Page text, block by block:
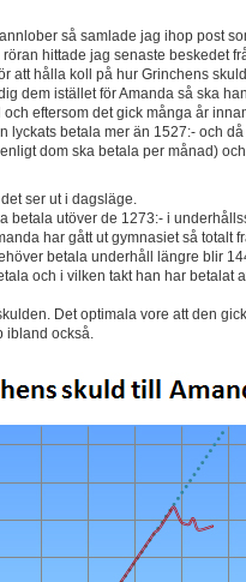
så samlade jag ihop post
hittade jag senaste beskedet
att hålla koll på hur Grinchens
dem istället för Amanda så ska
eftersom det gick många år
lyckats betala mer än 1527:- och
dom ska betala per månad)
ser ut i dagsläge.
betala utöver de 1273:- i
har gått ut gymnasiet så totalt
betala underhåll längre blir
och i vilken takt han har betalat
Det optimala vore att den
ibland också.